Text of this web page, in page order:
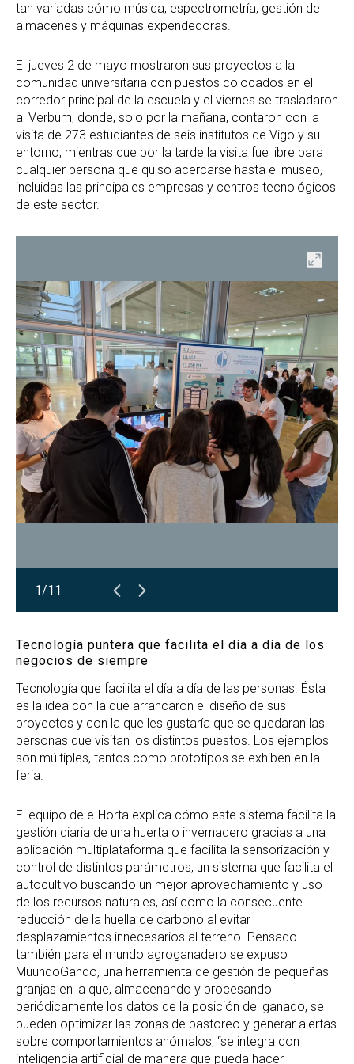
tan variadas cómo música, espectrometría, gestión de
almacenes y máquinas expendedoras.
El jueves 2 de mayo mostraron sus proyectos a la
comunidad universitaria con puestos colocados en el
corredor principal de la escuela y el viernes se trasladaron
al Verbum, donde, solo por la mañana, contaron con la
visita de 273 estudiantes de seis institutos de Vigo y su
entorno, mientras que por la tarde la visita fue libre para
cualquier persona que quiso acercarse hasta el museo,
incluidas las principales empresas y centros tecnológicos
de este sector.
Abrir
1/11
Tecnología puntera que facilita el día a día de los
negocios de siempre
Tecnología que facilita el día a día de las personas. Ésta
es la idea con la que arrancaron el diseño de sus
proyectos y con la que les gustaría que se quedaran las
personas que visitan los distintos puestos. Los ejemplos
son múltiples, tantos como prototipos se exhiben en la
feria.
El equipo de e-Horta explica cómo este sistema facilita la
gestión diaria de una huerta o invernadero gracias a una
aplicación multiplataforma que facilita la sensorización y
control de distintos parámetros, un sistema que facilita el
autocultivo buscando un mejor aprovechamiento y uso
de los recursos naturales, así como la consecuente
reducción de la huella de carbono al evitar
desplazamientos innecesarios al terreno. Pensado
también para el mundo agroganadero se expuso
MuundoGando, una herramienta de gestión de pequeñas
granjas en la que, almacenando y procesando
periódicamente los datos de la posición del ganado, se
pueden optimizar las zonas de pastoreo y generar alertas
sobre comportamientos anómalos, “se integra con
inteligencia artificial de manera que pueda hacer